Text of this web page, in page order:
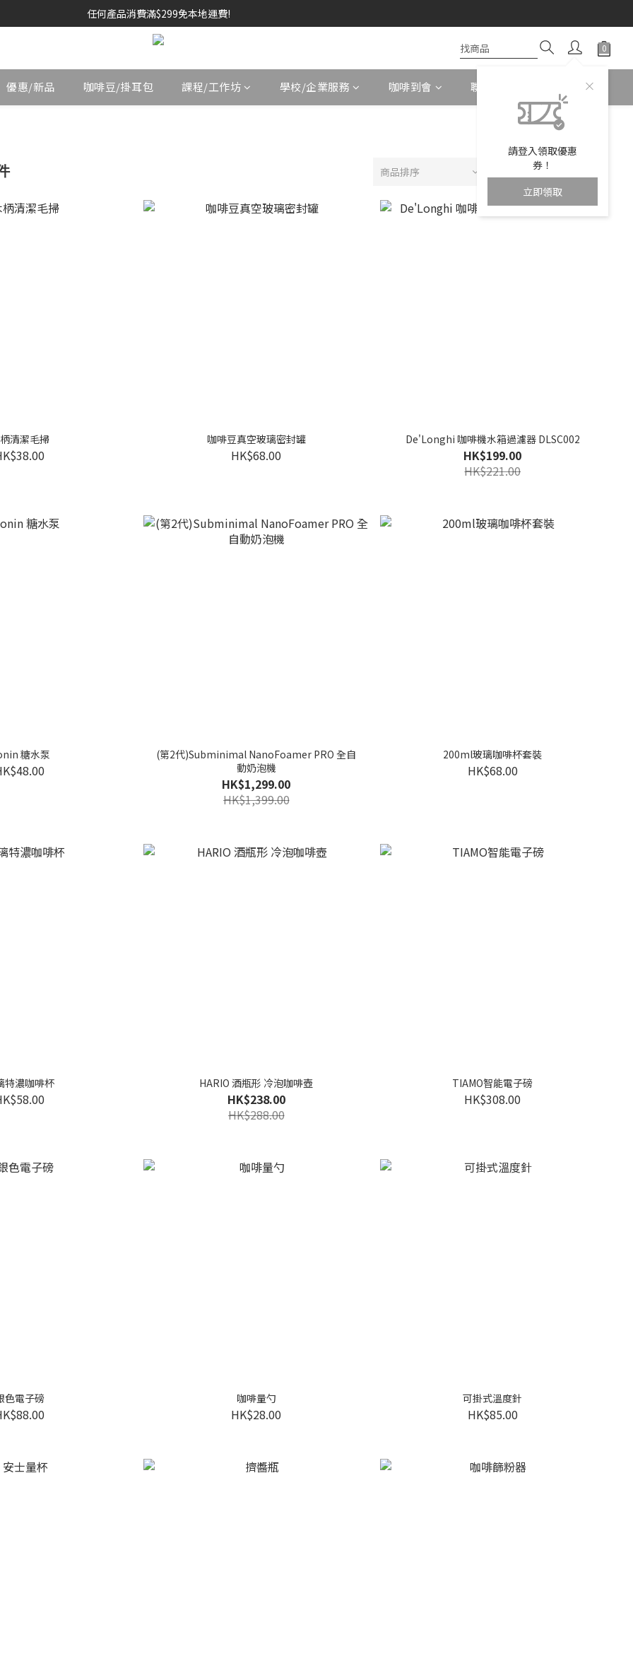
任何產品消費滿$299免本地運費!
請登入領取優惠
券！
立即領取
優惠/新品 咖啡豆/掛耳包 課程/工作坊 學校/企業服務 咖啡到會 聯絡我們
商品排序 每頁顯示 24 個
清潔毛掃 咖啡豆真空玻璃密封罐
HK$68.00
De'Longhi 咖啡機水箱過濾器 DLSC002
HK$199.00
HK$221.00
糖水泵
(第2代)Subminimal NanoFoamer PRO 全自
動奶泡機
HK$1,299.00
HK$1,399.00
200ml玻璃咖啡杯套裝
HK$68.00
特濃咖啡杯 HARIO 酒瓶形 冷泡咖啡壺
HK$238.00
HK$288.00
TIAMO智能電子磅
HK$308.00
色電子磅 咖啡量勺
HK$28.00
可掛式溫度針
HK$85.00